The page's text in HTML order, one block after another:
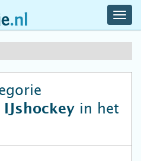
in het